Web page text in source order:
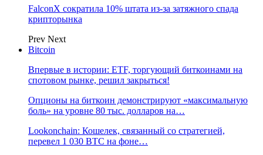
FalconX сократила 10% штата из-за затяжного спада
крипторынка
Prev Next
Bitcoin
Впервые в истории: ETF, торгующий биткоинами на
спотовом рынке, решил закрыться!
Опционы на биткоин демонстрируют «максимальную
боль» на уровне 80 тыс. долларов на…
Lookonchain: Кошелек, связанный со стратегией,
перевел 1 030 BTC на фоне…